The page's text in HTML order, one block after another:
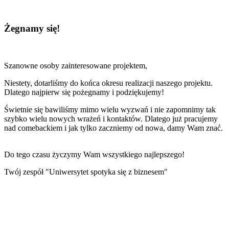
Żegna­my się!
Szanowne osoby zainteresowane projektem,
Niestety, dotarliśmy do końca okresu realizacji naszego projektu.
Dlatego najpierw się pożegnamy i podziękujemy!
Świetnie się bawiliśmy mimo wielu wyzwań i nie zapomnimy tak
szybko wielu nowych wrażeń i kontaktów. Dlatego już pracujemy
nad comebackiem i jak tylko zaczniemy od nowa, damy Wam znać.
Do tego czasu życzymy Wam wszystkiego najlepszego!
Twój zespół "Uniwersytet spotyka się z biznesem"